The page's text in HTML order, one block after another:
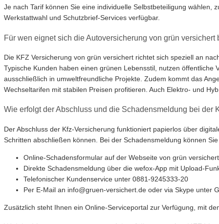
Je nach Tarif können Sie eine individuelle Selbstbeteiligung wählen,
Werkstattwahl und Schutzbrief-Services verfügbar.
Für wen eignet sich die Autoversicherung von grün versichert
Die KFZ Versicherung von grün versichert richtet sich speziell an
Typische Kunden haben einen grünen Lebensstil, nutzen
ausschließlich in umweltfreundliche Projekte. Zudem kommt das
Wechseltarifen mit stabilen Preisen profitieren. Auch Elektro- und
Wie erfolgt der Abschluss und die Schadensmeldung bei der
Der Abschluss der Kfz-Versicherung funktioniert papierlos über
Schritten abschließen können. Bei der Schadensmeldung können
Online-Schadensformular auf der Webseite von grün versichert
Direkte Schadensmeldung über die wefox-App mit Upload-
Telefonischer Kundenservice unter 0881-9245333-20
Per E-Mail an info@gruen-versichert.de oder via Skype unter
Zusätzlich steht Ihnen ein Online-Serviceportal zur Verfügung, mit